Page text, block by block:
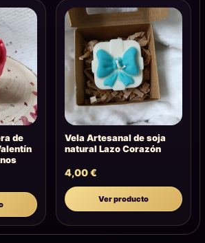
de
Vela Artesanal de soja
natural Lazo Corazón
4,00€
Ver producto